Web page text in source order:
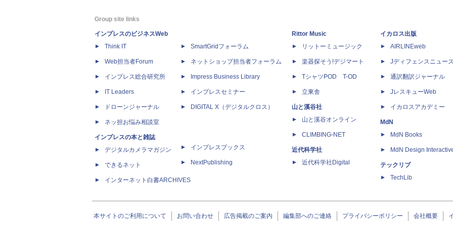
Group site links
インプレスのビジネスWeb
Think IT
Web担当者Forum
インプレス総合研究所
IT Leaders
ドローンジャーナル
ネッ担お悩み相談室
インプレスの本と雑誌
デジタルカメラマガジン
できるネット
インターネット白書ARCHIVES
SmartGridフォーラム
ネットショップ担当者フォーラム
Impress Business Library
インプレスセミナー
DIGITAL X（デジタルクロス）
インプレスブックス
NextPublishing
Rittor Music
リットーミュージック
楽器探そう!デジマート
TシャツPOD T-OD
立東舎
山と溪谷社
山と溪谷オンライン
CLIMBING-NET
近代科学社
近代科学社Digital
イカロス出版
AIRLINEweb
Jディフェンスニュー
通訳翻訳ジャーナル
JレスキューWeb
イカロスアカデミー
MdN
MdN Books
MdN Design
テックリブ
TechLib
本サイトのご利用について お問い合わせ 広告掲載のご案内 編集部へのご連絡 プライバシーポリシー 会社概要